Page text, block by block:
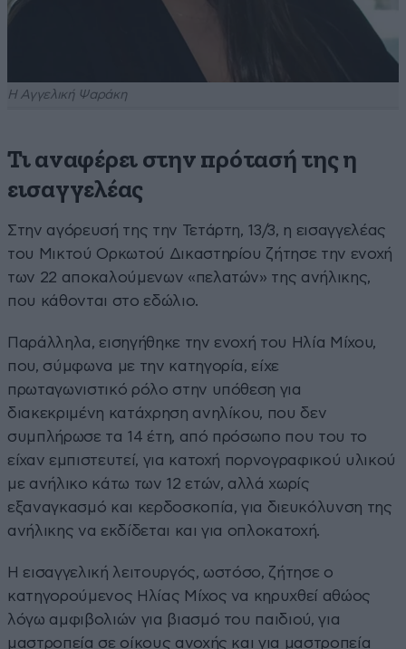
Η Αγγελική Ψαράκη
Τι αναφέρει στην πρότασή της η
εισαγγελέας
Στην αγόρευσή της την Τετάρτη, 13/3, η εισαγγελέας
του Μικτού Ορκωτού Δικαστηρίου ζήτησε την ενοχή
των 22 αποκαλούμενων «πελατών» της ανήλικης,
που κάθονται στο εδώλιο.
Παράλληλα, εισηγήθηκε την ενοχή του Ηλία Μίχου,
που, σύμφωνα με την κατηγορία, είχε
πρωταγωνιστικό ρόλο στην υπόθεση για
διακεκριμένη κατάχρηση ανηλίκου, που δεν
συμπλήρωσε τα 14 έτη, από πρόσωπο που του το
είχαν εμπιστευτεί, για κατοχή πορνογραφικού υλικού
με ανήλικο κάτω των 12 ετών, αλλά χωρίς
εξαναγκασμό και κερδοσκοπία, για διευκόλυνση της
ανήλικης να εκδίδεται και για οπλοκατοχή.
Η εισαγγελική λειτουργός, ωστόσο, ζήτησε ο
κατηγορούμενος Ηλίας Μίχος να κηρυχθεί αθώος
λόγω αμφιβολιών για βιασμό του παιδιού, για
μαστροπεία σε οίκους ανοχής και για μαστροπεία